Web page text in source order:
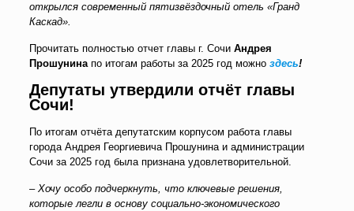
открылся современный пятизвёздочный отель «Гранд
Каскад».
Прочитать полностью отчет главы г. Сочи Андрея
Прошунинапо итогам работы за 2025 год можно здесь!
Депутаты утвердили отчёт главы
Сочи!
По итогам отчёта депутатским корпусом работа главы
города Андрея Георгиевича Прошунина и администрации
Сочи за 2025 год была признана удовлетворительной.
– Хочу особо подчеркнуть, что ключевые решения,
которые легли в основу социально-экономического